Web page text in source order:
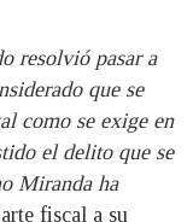
resolvió pasar a
que se
como se exige en
el delito que se
Miranda ha
fiscal a su